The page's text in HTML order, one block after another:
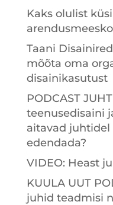
Kaks olulist
Taani
mõõta oma
disainikasutust
PODCAST
teenusedisaini
aitavad juhtidel
edendada?
VIDEO: Heast
KUULA UUT
juhid teadmisi